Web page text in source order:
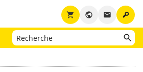
key
email
public
shopping_cart